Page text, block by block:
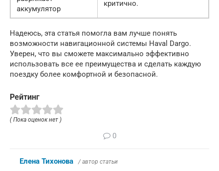
аккумулятор
критично.
Надеюсь, эта статья помогла вам лучше понять
возможности навигационной системы Haval Dargo.
Уверен, что вы сможете максимально эффективно
использовать все ее преимущества и сделать каждую
поездку более комфортной и безопасной.
Рейтинг
( Пока оценок нет )
0
Елена Тихонова / автор статьи